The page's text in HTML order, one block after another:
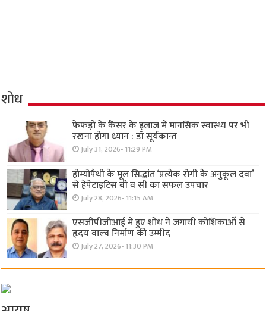
शोध
फेफड़ों के कैंसर के इलाज में मानसिक स्वास्थ्य पर भी
रखना होगा ध्यान : डॉ सूर्यकान्त
July 31, 2026- 11:29 PM
होम्योपैथी के मूल सिद्धांत ‘प्रत्येक रोगी केे अनुकूल दवा’
से हेपेटाइटिस बी व सी का सफल उपचार
July 28, 2026- 11:15 AM
एसजीपीजीआई में हुए शोध ने जगायी कोशिकाओं से
हृदय वाल्व निर्माण की उम्मीद
July 27, 2026- 11:30 PM